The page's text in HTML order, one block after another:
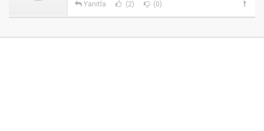
Yanıtla (2) (0)